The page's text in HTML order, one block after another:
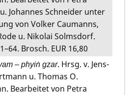
Johannes Schneider unter
von Volker Caumanns,
u. Nikolai Solmsdorf.
Brosch. EUR 16,80
– phyiṅ gzar. Hrsg. v. Jens-
u. Thomas O.
Bearbeitet von Petra